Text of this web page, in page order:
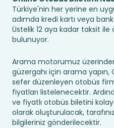
Türkiye'nin her yerine en
adımda kredi kartı veya
Üstelik 12 aya kadar taksit
bulunuyor.
Arama motorumuz
güzergahı için arama yapın,
sefer düzenleyen otobüs
fiyatları listelenecektir.
ve fiyatlı otobüs biletini
olarak oluşturulacak,
bilgileriniz gönderilecektir.